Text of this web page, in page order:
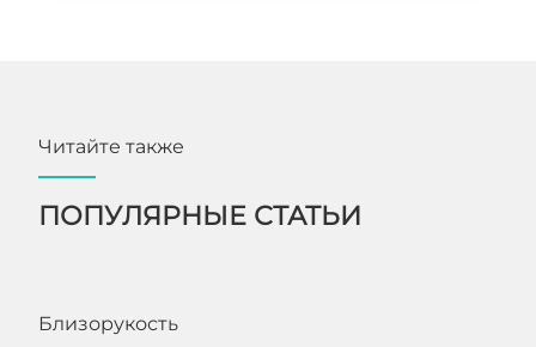
Читайте также
ПОПУЛЯРНЫЕ СТАТЬИ
Близорукость